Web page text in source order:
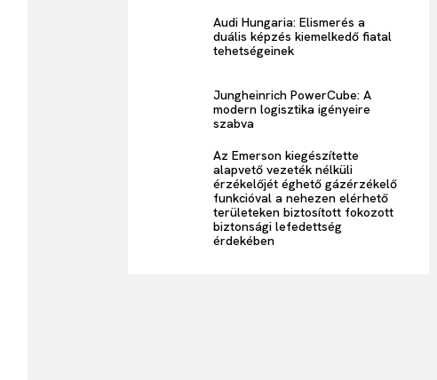
Audi Hungaria: Elismerés a
duális képzés kiemelkedő fiatal
tehetségeinek
Jungheinrich PowerCube: A
modern logisztika igényeire
szabva
Az Emerson kiegészítette
alapvető vezeték nélküli
érzékelőjét éghető gázérzékelő
funkcióval a nehezen elérhető
területeken biztosított fokozott
biztonsági lefedettség
érdekében